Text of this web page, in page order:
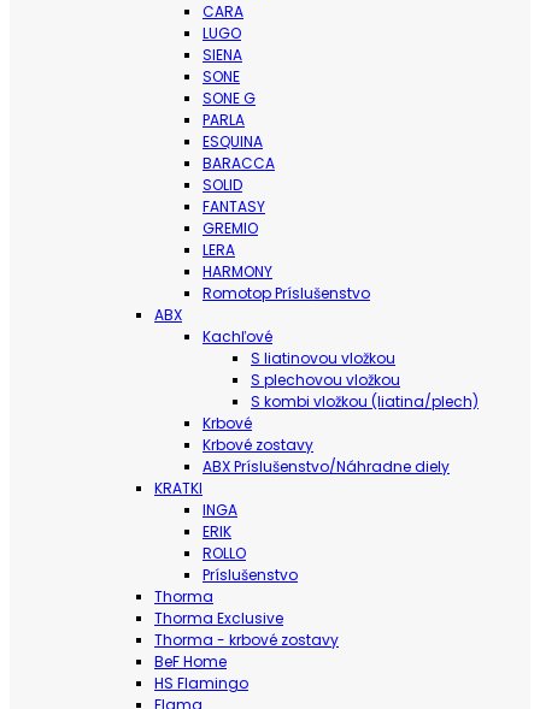
CARA
LUGO
SIENA
SONE
SONE G
PARLA
ESQUINA
BARACCA
SOLID
FANTASY
GREMIO
LERA
HARMONY
Romotop Príslušenstvo
ABX
Kachľové
S liatinovou vložkou
S plechovou vložkou
S kombi vložkou (liatina/plech)
Krbové
Krbové zostavy
ABX Príslušenstvo/Náhradne diely
KRATKI
INGA
ERIK
ROLLO
Príslušenstvo
Thorma
Thorma Exclusive
Thorma - krbové zostavy
BeF Home
HS Flamingo